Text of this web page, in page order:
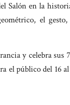
en la
el
y celebra sus
el público del 16